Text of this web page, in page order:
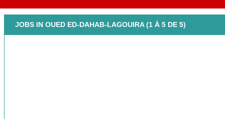
JOBS IN OUED ED-DAHAB-LAGOUIRA (1 À 5 DE 5)